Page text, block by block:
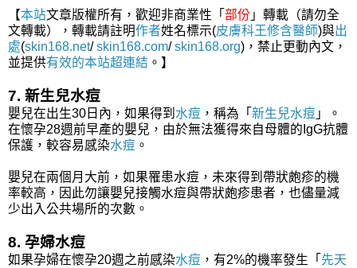
【本站文章版權所有，歡迎非商業性「 部份 」轉載（請勿全
文轉載），轉載請註明作者姓名標示(皮膚科王修含醫師)與出
處(skin168.net/skin168.com/skin168.org)，禁止更動內文，
並提供有效的本站超連結 。】
7. 新生兒水痘
嬰兒在出生30日內，如果得到 水痘 ，稱為「 新生兒水痘 」。
在懷孕28週前早產的嬰兒，由於無法獲得來自母體的IgG抗體
保護，較容易感染水痘 。
嬰兒在兩個月大前，如果罹患水痘，未來得到帶狀皰疹的機
率較高，因此勿讓嬰兒接觸水痘與帶狀皰疹患者，也儘量減
少出入公共場所的次數。
8. 孕婦水痘
如果孕婦在懷孕20週之前感染水痘 ，有2%的機率發生「 先天